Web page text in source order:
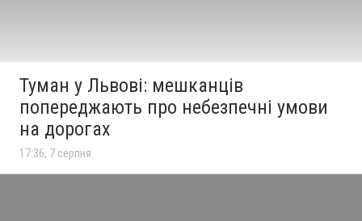
Туман у Львові: мешканців
попереджають про небезпечні умови
на дорогах
17:36, 7 серпня